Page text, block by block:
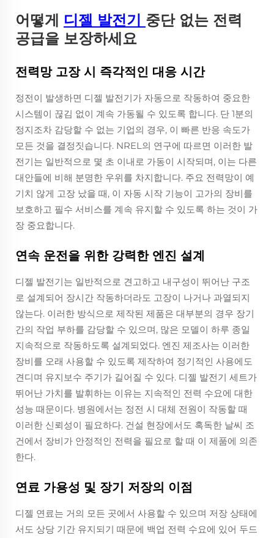
어떻게 디젤 발전기 중단 없는 전력
공급을 보장하세요
전력망 고장 시 즉각적인 대응 시간
정전이 발생하면 디젤 발전기가 자동으로 작동하여 중요한
시스템이 끊김 없이 계속 가동될 수 있도록 합니다. 단 1분의
정지조차 감당할 수 없는 기업의 경우, 이 빠른 반응 속도가
모든 것을 결정짓습니다. NREL의 연구에 따르면 이러한 발
전기는 일반적으로 몇 초 이내로 가동이 시작되며, 이는 다른
대안들에 비해 분명한 우위를 차지합니다. 주요 전력망이 예
기치 않게 고장 났을 때, 이 자동 시작 기능이 고가의 장비를
보호하고 필수 서비스를 계속 유지할 수 있도록 하는 것이 가
장 중요합니다.
연속 운전을 위한 강력한 엔진 설계
디젤 발전기는 일반적으로 견고하고 내구성이 뛰어난 구조
로 설계되어 장시간 작동하더라도 고장이 나거나 과열되지
않는다. 이러한 방식으로 제작된 제품은 대부분의 경우 장기
간의 작업 부하를 감당할 수 있으며, 많은 모델이 하루 종일
지속적으로 작동하도록 설계되었다. 엔진 제조사는 이러한
장비를 오래 사용할 수 있도록 제작하여 정기적인 사용에도
견디며 유지보수 주기가 길어질 수 있다. 디젤 발전기 세트가
뛰어난 가치를 발휘하는 이유는 지속적인 전력 수요에 대한
성능 때문이다. 병원에서는 정전 시 대체 전원이 작동할 때
이러한 신뢰성이 필요하다. 건설 현장에서도 혹독한 날씨 조
건에서 장비가 안정적인 전력을 필요로 할 때 이 제품에 의존
한다.
연료 가용성 및 장기 저장의 이점
디젤 연료는 거의 모든 곳에서 사용할 수 있으며 저장 상태에
서도 상당 기간 유지되기 때문에 백업 전력 수요에 있어 두드